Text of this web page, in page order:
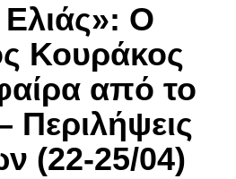
Ο
Κουράκος
από το
Περιλήψεις
(22-25/04)